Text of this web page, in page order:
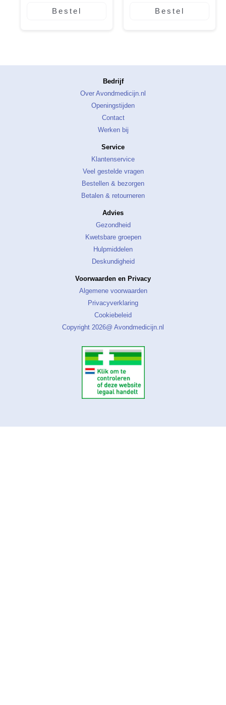
Bestel Bestel
Bedrijf
Over Avondmedicijn.nl
Openingstijden
Contact
Werken bij
Service
Klantenservice
Veel gestelde vragen
Bestellen & bezorgen
Betalen & retourneren
Advies
Gezondheid
Kwetsbare groepen
Hulpmiddelen
Deskundigheid
Voorwaarden en Privacy
Algemene voorwaarden
Privacyverklaring
Cookiebeleid
Copyright 2026@ Avondmedicijn.nl